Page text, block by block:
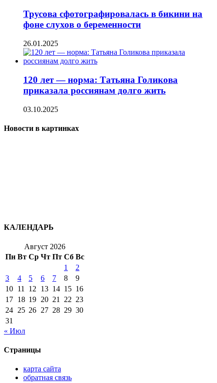
Трусова сфотографировалась в бикини на
фоне слухов о беременности
26.01.2025
120 лет — норма: Татьяна Голикова
приказала россиянам долго жить
03.10.2025
Новости в картинках
КАЛЕНДАРЬ
Август 2026
Пн Вт Ср Чт Пт Сб Вс
1
2
3
4 5 6 7 8
9
10 11 12 13 14 15 16
17 18 19 20 21 22 23
24 25 26 27 28 29 30
31
« Июл
Страницы
карта сайта
обратная связь